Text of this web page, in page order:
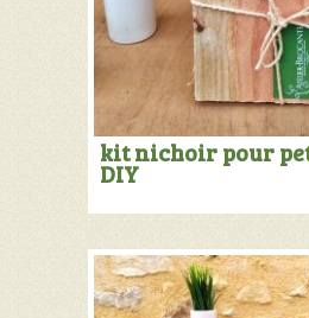
kit nichoir pour
DIY